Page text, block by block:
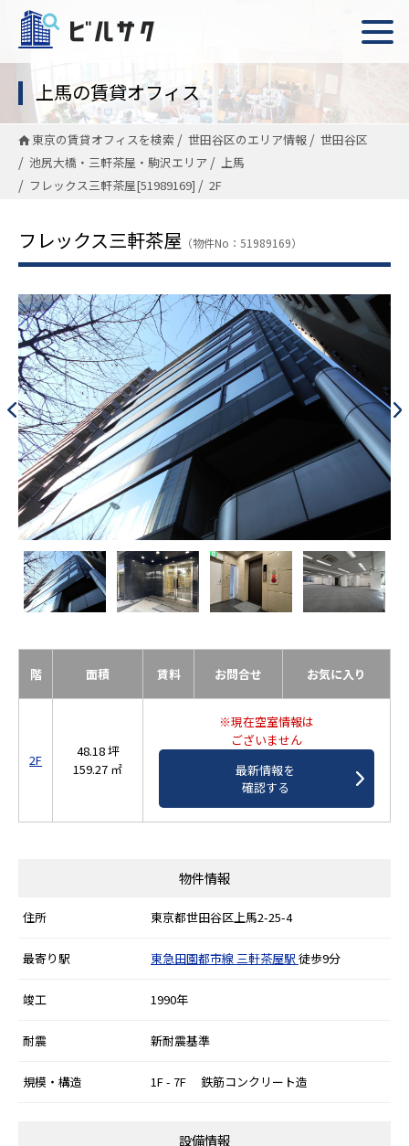
上馬の賃貸オフィス
東京の賃貸オフィスを検索 世田谷区のエリア情報
世田谷区
池尻大橋・三軒茶屋・駒沢エリア
上馬
フレックス三軒茶屋[51989169]
2F
フレックス三軒茶屋 （物件No：51989169）
階 面積 賃料 お問合せ お気に入り
2F
48.18 坪
159.27 ㎡
※現在空室情報は
ございません
最新情報を
確認する
物件情報
住所 東京都世田谷区上馬2-25-4
最寄り駅 東急田園都市線三軒茶屋駅 徒歩9分
竣工 1990年
耐震 新耐震基準
規模・構造 1F - 7F 鉄筋コンクリート造
設備情報